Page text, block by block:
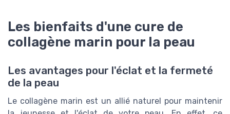
Les bienfaits d'une cure de
collagène marin pour la peau
Les avantages pour l'éclat et la fermeté
de la peau
Le collagène marin est un allié naturel pour maintenir